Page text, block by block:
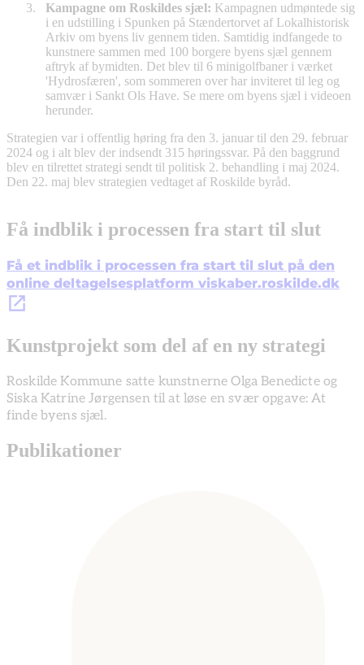
Kampagne om Roskildes sjæl: Kampagnen udmøntede sig
i en udstilling i Spunken på Stændertorvet af Lokalhistorisk
Arkiv om byens liv gennem tiden. Samtidig indfangede to
kunstnere sammen med 100 borgere byens sjæl gennem
aftryk af bymidten. Det blev til 6 minigolfbaner i værket
'Hydrosfæren', som sommeren over har inviteret til leg og
samvær i Sankt Ols Have. Se mere om byens sjæl i videoen
herunder.
Strategien var i offentlig høring fra den 3. januar til den 29. februar
2024 og i alt blev der indsendt 315 høringssvar. På den baggrund
blev en tilrettet strategi sendt til politisk 2. behandling i maj 2024.
Den 22. maj blev strategien vedtaget af Roskilde byråd.
Få indblik i processen fra start til slut
Få et indblik i processen fra start til slut på den
online deltagelsesplatform viskaber.roskilde.dk
Kunstprojekt som del af en ny strategi
Roskilde Kommune satte kunstnerne Olga Benedicte og
Siska Katrine Jørgensen til at løse en svær opgave: At
finde byens sjæl.
Publikationer